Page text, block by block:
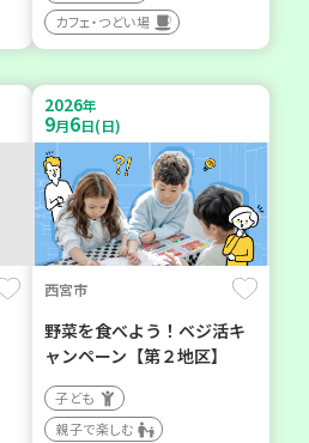
カフェ・つどい場
2026年
9月6日(日)
西宮市
野菜を食べよう！ベジ活キ
ャンペーン【第２地区】
子ども
親子で楽しむ